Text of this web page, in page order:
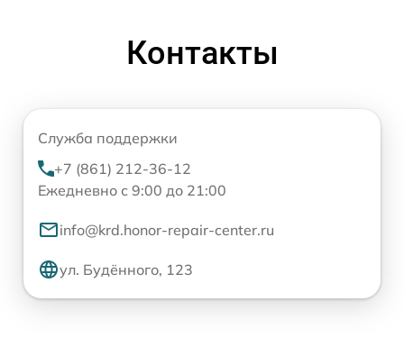
Контакты
Служба поддержки
+7 (861) 212-36-12
Ежедневно с 9:00 до 21:00
info@krd.honor-repair-center.ru
ул. Будённого, 123